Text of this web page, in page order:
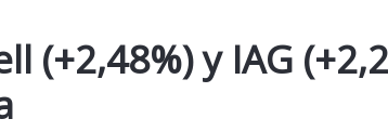
(+2,48%) y IAG